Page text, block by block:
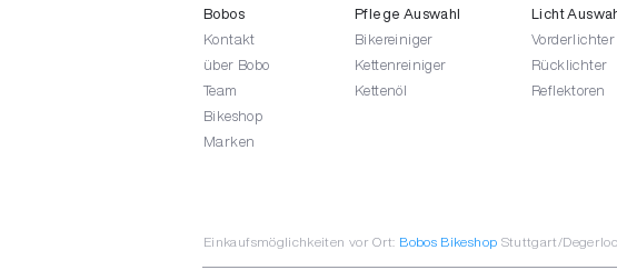
Pflege Auswahl
Bikereiniger
Kettenreiniger
Kettenöl
Bobos
Kontakt
über Bobo
Team
Bikeshop
Marken
Licht
Vorderlichter
Rücklichter
Reflektoren
Einkaufsmöglichkeiten vor Ort: Bobos Bikeshop Stuttgart/